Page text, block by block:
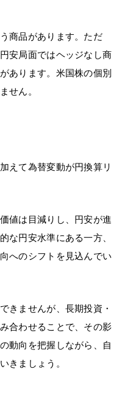
商品があります。ただ
安局面ではヘッジなし商
あります。米国株の個別
せん。
えて為替変動が円換算リ
値は目減りし、円安が進
な円安水準にある一方、
へのシフトを見込んでい
きませんが、長期投資・
合わせることで、その影
動向を把握しながら、自
きましょう。